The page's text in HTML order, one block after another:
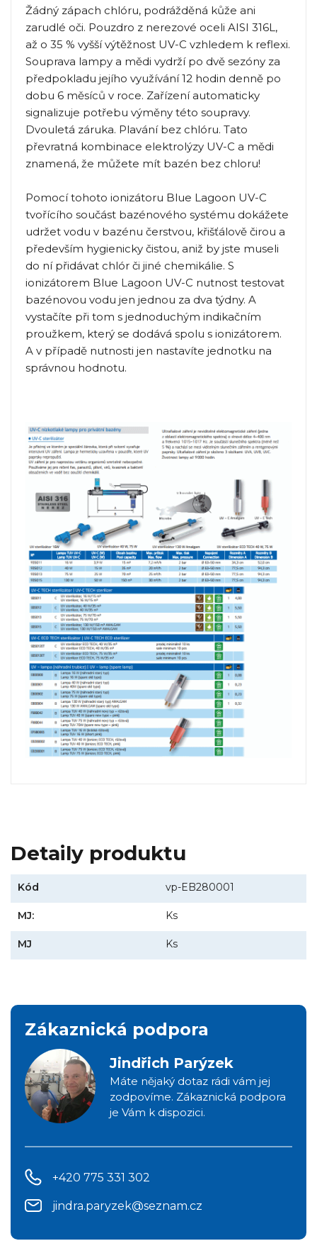
Žádný zápach chlóru, podrážděná kůže ani
zarudlé oči. Pouzdro z nerezové oceli AISI 316L,
až o 35 % vyšší výtěžnost UV-C vzhledem k reflexi.
Souprava lampy a mědi vydrží po dvě sezóny za
předpokladu jejího využívání 12 hodin denně po
dobu 6 měsíců v roce. Zařízení automaticky
signalizuje potřebu výměny této soupravy.
Dvouletá záruka. Plavání bez chlóru. Tato
převratná kombinace elektrolýzy UV-C a mědi
znamená, že můžete mít bazén bez chloru!
Pomocí tohoto ionizátoru Blue Lagoon UV-C
tvořícího součást bazénového systému dokážete
udržet vodu v bazénu čerstvou, křišťálově čirou a
především hygienicky čistou, aniž by jste museli
do ní přidávat chlór či jiné chemikálie. S
ionizátorem Blue Lagoon UV-C nutnost testovat
bazénovou vodu jen jednou za dva týdny. A
vystačíte při tom s jednoduchým indikačním
proužkem, který se dodává spolu s ionizátorem.
A v případě nutnosti jen nastavíte jednotku na
správnou hodnotu.
Detaily produktu
Kód vp-EB280001
MJ: Ks
MJ Ks
Zákaznická podpora
Jindřich Parýzek
Máte nějaký dotaz rádi vám jej
zodpovíme. Zákaznická podpora
je Vám k dispozici.
+420 775 331 302
jindra.paryzek@seznam.cz